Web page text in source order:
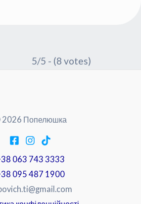
5/5 - (8 votes)
Попелюшка
063 743 3333
095 487 1900